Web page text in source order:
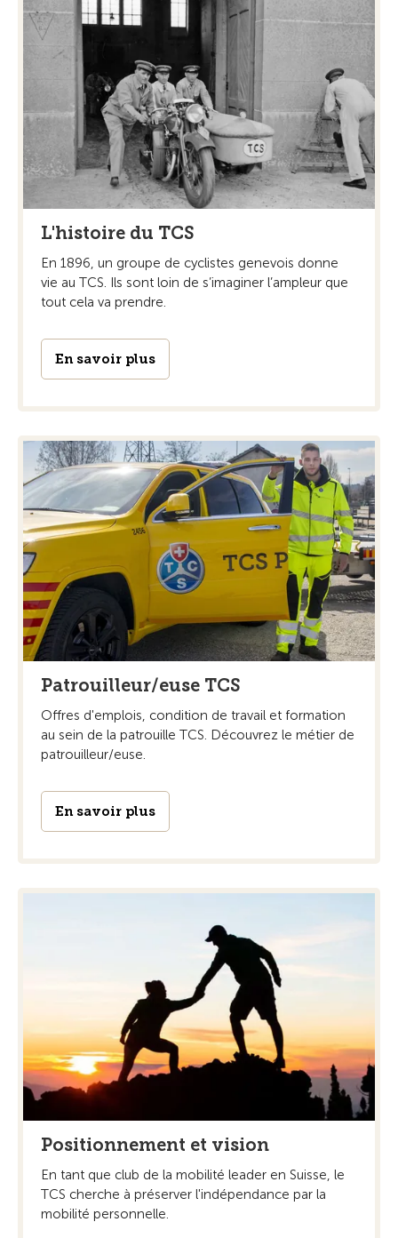
L'histoire du TCS
En 1896, un groupe de cyclistes genevois donne
vie au TCS. Ils sont loin de s’imaginer l’ampleur que
tout cela va prendre.
En savoir plus
Patrouilleur/euse TCS
Offres d'emplois, condition de travail et formation
au sein de la patrouille TCS. Découvrez le métier de
patrouilleur/euse.
En savoir plus
Positionnement et vision
En tant que club de la mobilité leader en Suisse, le
TCS cherche à préserver l'indépendance par la
mobilité personnelle.